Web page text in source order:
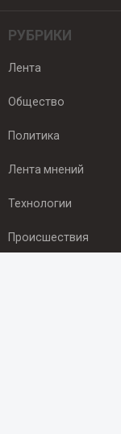
РУБРИКИ
Лента
Общество
Политика
Лента мнений
Технологии
Происшествия